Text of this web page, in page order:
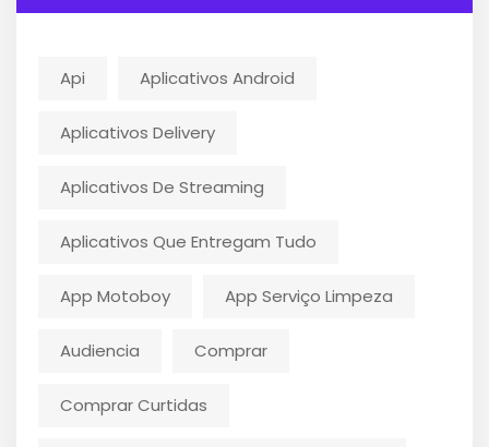
Api Aplicativos Android
Aplicativos Delivery
Aplicativos De Streaming
Aplicativos Que Entregam Tudo
App Motoboy App Serviço Limpeza
Audiencia Comprar
Comprar Curtidas